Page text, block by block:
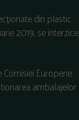
din plastic
2019, se interzice
Europene
ambalajelor